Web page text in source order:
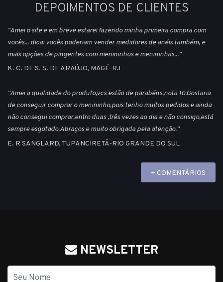
DEPOIMENTOS DE CLIENTES
"Amei o site e em breve estarei fazendo minha primeira compra com
vocês... dica: vocês poderiam vender medidores de anéis também, e
mais opções de pingentes com menininhos e menininhas..."
K. C. DE S. S. DE ARAÚJO, MAGÉ-RJ
"Amei a qualidade do produto,vcs estão de parabéns,nota 10.Gostaria
de conseguir comprar o menininho,pois tenho muitos pedidos e ainda
não consegui comprar,entro duas ,três vezes ao dia e não consigo,está
sempre esgotado.Abraços e muito obrigada pela atenção."
E. R SANGLARD, TUPANCIRETÃ-RIO GRANDE DO SUL
+ COMENTÁRIOS
NEWSLETTER